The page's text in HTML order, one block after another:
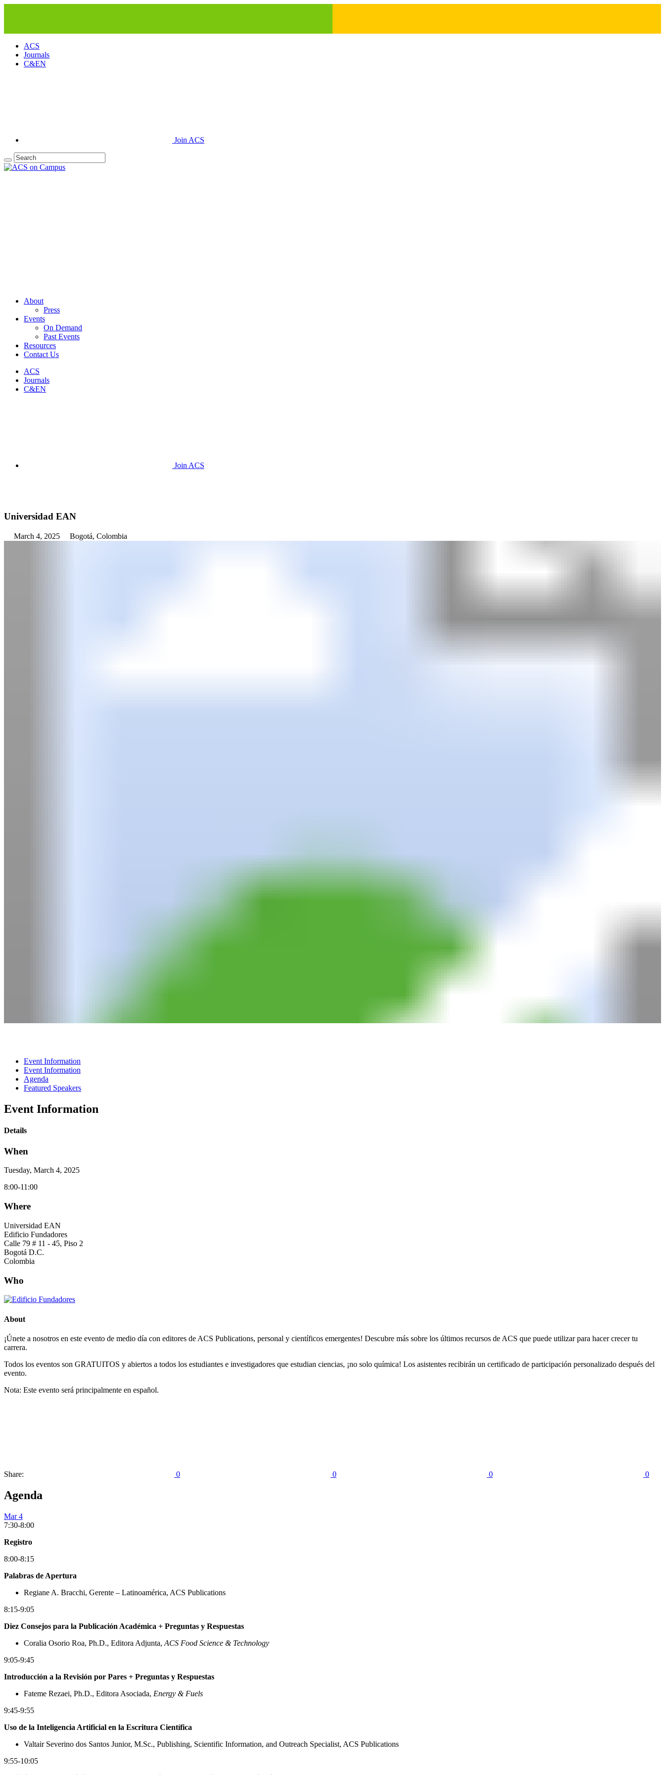
ACS
Journals
C&EN
Join ACS
About
Press
Events
On Demand
Past Events
Resources
Contact Us
ACS
Journals
C&EN
Join ACS
Universidad EAN
March 4, 2025 Bogotá, Colombia
Event Information
Event Information
Agenda
Featured Speakers
Event Information
Details
When
Tuesday, March 4, 2025
8:00-11:00
Where
Universidad EAN
Edificio Fundadores
Calle 79 # 11 - 45, Piso 2
Bogotá D.C.
Colombia
Who
About
¡Únete a nosotros en este evento de medio día con editores de ACS Publications, personal y científicos emergentes! Descubre más sobre los últimos recursos de ACS que puede utilizar para hacer crecer tu
carrera.
Todos los eventos son GRATUITOS y abiertos a todos los estudiantes e investigadores que estudian ciencias, ¡no solo química! Los asistentes recibirán un certificado de participación personalizado después del
evento.
Nota: Este evento será principalmente en español.
Share: 0 0 0 0
Agenda
Mar 4
7:30-8:00
Registro
8:00-8:15
Palabras de Apertura
Regiane A. Bracchi, Gerente – Latinoamérica, ACS Publications
8:15-9:05
Diez Consejos para la Publicación Académica + Preguntas y Respuestas
Coralia Osorio Roa, Ph.D., Editora Adjunta, ACS Food Science & Technology
9:05-9:45
Introducción a la Revisión por Pares + Preguntas y Respuestas
Fateme Rezaei, Ph.D., Editora Asociada, Energy & Fuels
9:45-9:55
Uso de la Inteligencia Artificial en la Escritura Científica
Valtair Severino dos Santos Junior, M.Sc., Publishing, Scientific Information, and Outreach Specialist, ACS Publications
9:55-10:05